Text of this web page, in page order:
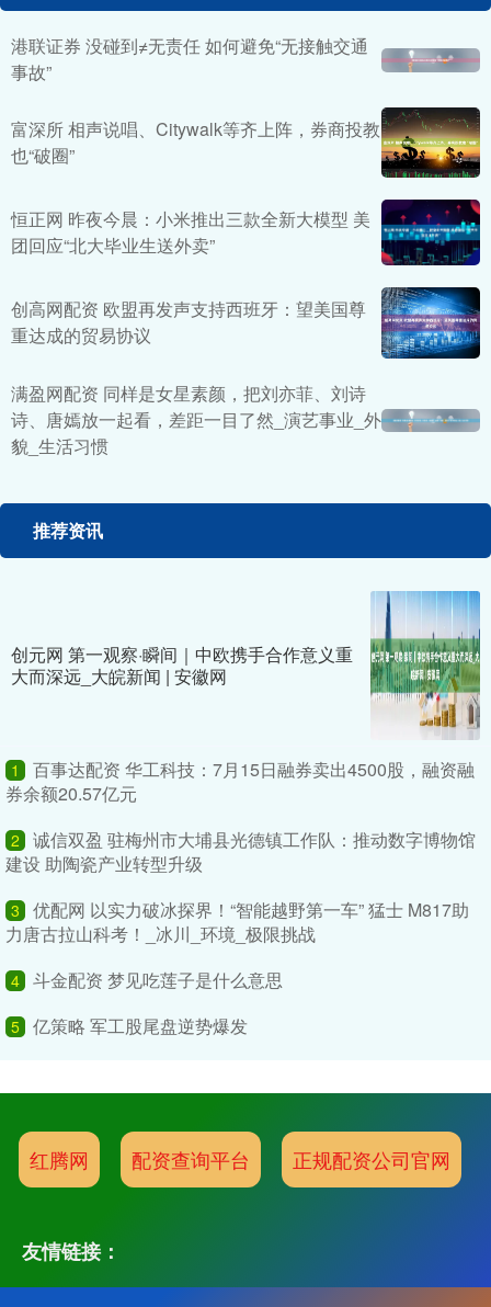
港联证券 没碰到≠无责任 如何避免“无接触交通
事故”
富深所 相声说唱、Citywalk等齐上阵，券商投教
也“破圈”
恒正网 昨夜今晨：小米推出三款全新大模型 美
团回应“北大毕业生送外卖”
创高网配资 欧盟再发声支持西班牙：望美国尊
重达成的贸易协议
满盈网配资 同样是女星素颜，把刘亦菲、刘诗
诗、唐嫣放一起看，差距一目了然_演艺事业_外
貌_生活习惯
推荐资讯
创元网 第一观察·瞬间｜中欧携手合作意义重
大而深远_大皖新闻 | 安徽网
1
百事达配资 华工科技：7月15日融券卖出4500股，融资融
券余额20.57亿元
2
诚信双盈 驻梅州市大埔县光德镇工作队：推动数字博物馆
建设 助陶瓷产业转型升级
3
优配网 以实力破冰探界！“智能越野第一车” 猛士 M817助
力唐古拉山科考！_冰川_环境_极限挑战
4 斗金配资 梦见吃莲子是什么意思
5 亿策略 军工股尾盘逆势爆发
红腾网 配资查询平台 正规配资公司官网
友情链接：